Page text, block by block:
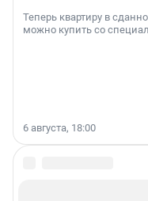
Теперь квартиру в
можно купить со
6 августа, 18:00